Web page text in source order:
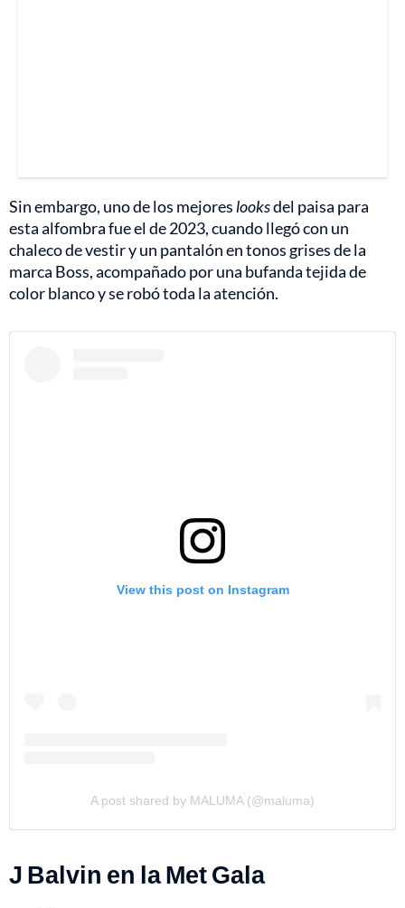
Sin embargo, uno de los mejores looksdel paisa para
esta alfombra fue el de 2023, cuando llegó con un
chaleco de vestir y un pantalón en tonos grises de la
marca Boss, acompañado por una bufanda tejida de
color blanco y se robó toda la atención.
View this post on Instagram
A post shared by MALUMA (@maluma)
J Balvin en la Met Gala